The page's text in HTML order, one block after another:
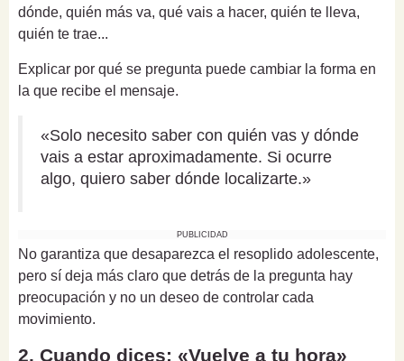
dónde, quién más va, qué vais a hacer, quién te lleva,
quién te trae...
Explicar por qué se pregunta puede cambiar la forma en
la que recibe el mensaje.
«Solo necesito saber con quién vas y dónde
vais a estar aproximadamente. Si ocurre
algo, quiero saber dónde localizarte.»
PUBLICIDAD
No garantiza que desaparezca el resoplido adolescente,
pero sí deja más claro que detrás de la pregunta hay
preocupación y no un deseo de controlar cada
movimiento.
2. Cuando dices: «Vuelve a tu hora»